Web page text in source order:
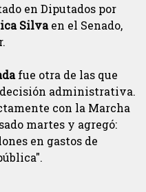
en Diputados por
Silvaen el Senado,
fue otra de las que
administrativa.
con la Marcha
martes y agregó:
en gastos de